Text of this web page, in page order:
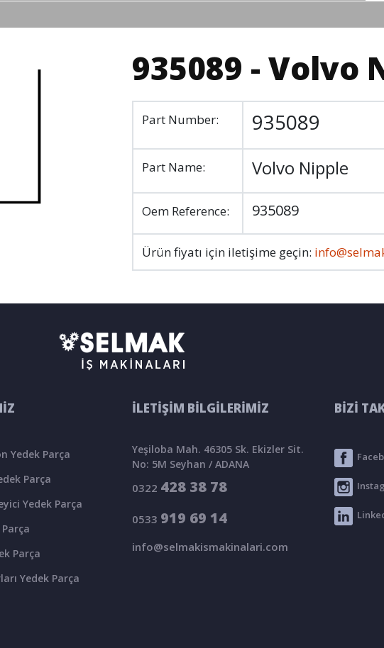
935089 - Volvo
Part Number: 935089
Part Name: Volvo Nipple
Oem Reference: 935089
Ürün fiyatı için iletişime geçin:
Yedek Parça
Parça
Yedek Parça
Parça
Yedek Parça
İLETİŞİM BİLGİLERİMİZ
Yeşiloba Mah. 46305 Sk. Ekizler Sit.
No: 5M Seyhan / ADANA
0322 428 38 78
0533 919 69 14
info@selmakismakinalari.com
BİZİ